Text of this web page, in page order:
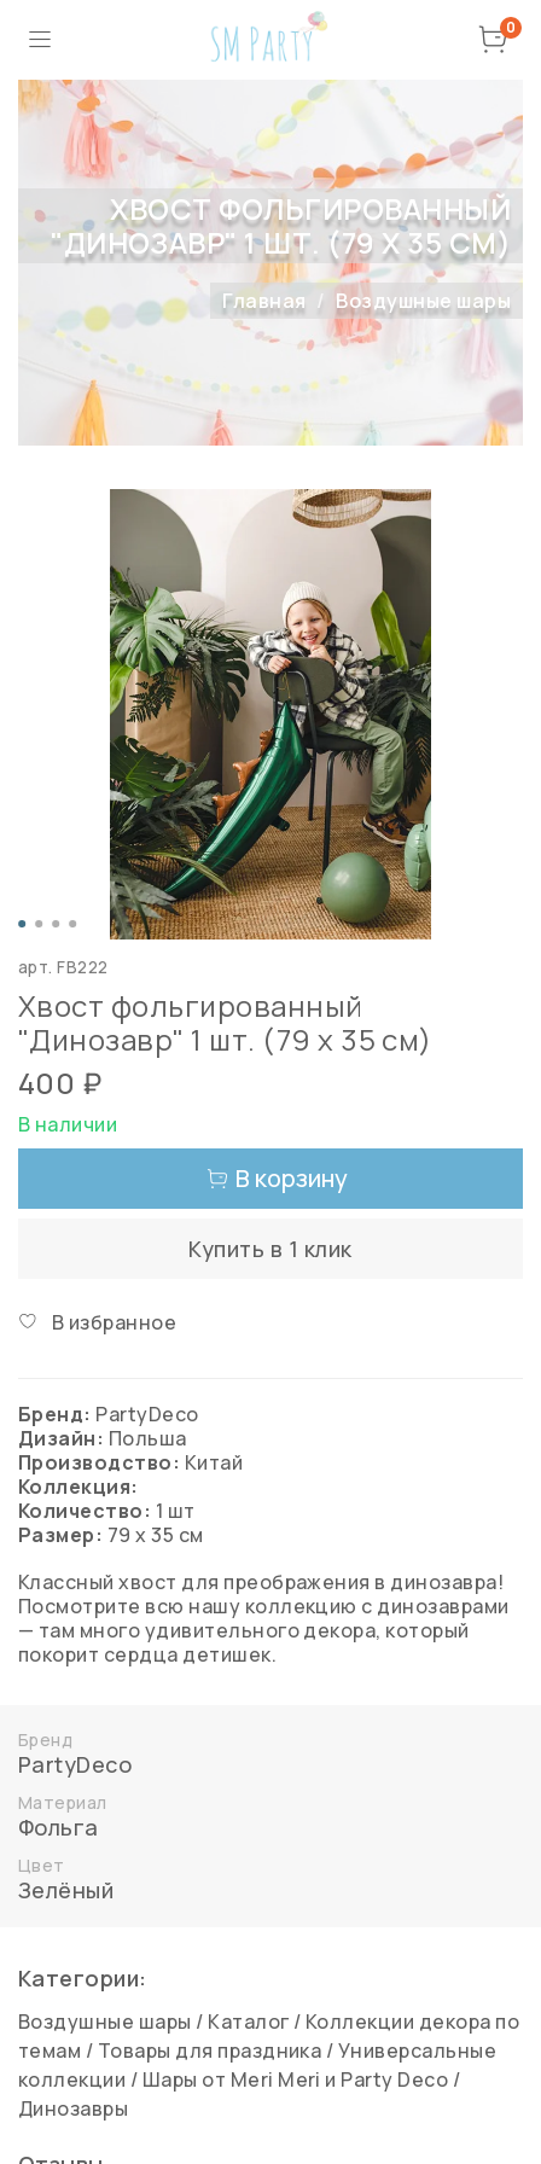
0
ХВОСТ ФОЛЬГИРОВАННЫЙ
"ДИНОЗАВР" 1 ШТ. (79 Х 35 СМ)
Главная Воздушные шары
арт.FB222
Хвост фольгированный
"Динозавр" 1 шт. (79 х 35 см)
400 ₽
В наличии
В корзину
Купить в 1 клик
В избранное
Бренд: PartyDeco
Дизайн: Польша
Производство: Китай
Коллекция:
Количество: 1 шт
Размер: 79 х 35 см
Классный хвост для преображения в динозавра!
Посмотрите всю нашу коллекцию с динозаврами
— там много удивительного декора, который
покорит сердца детишек.
Бренд
PartyDeco
Материал
Фольга
Цвет
Зелёный
Категории:
Воздушные шары / Каталог / Коллекции декора по
темам / Товары для праздника /Универсальные
коллекции / Шары от Meri Meri и Party Deco /
Динозавры